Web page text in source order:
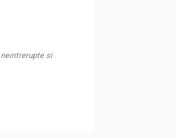
si